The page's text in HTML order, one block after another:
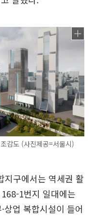
감도 (사진제공=서울시)
지구에서는 역세권 활
1번지 일대에는
업 복합시설이 들어